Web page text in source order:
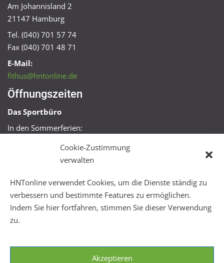
Cookie-Zustimmung
verwalten
HNTonline verwendet Cookies, um die Dienste ständig zu
verbessern und bestimmte Features zu ermöglichen.
Indem Sie hier fortfahren, stimmen Sie dieser Verwendung
zu.
Akzeptieren
Am Johannisland 2
21147 Hamburg
Tel. (040) 701 57 74
Fax (040) 701 48 71
E-Mail:
fithus@hntonline.de
Öffnungszeiten
Das Sportbüro
In den Sommerferien:
Mo + Mi 16:00 – 18:00 Uhr
Mo – Fr 08:00 – 22:00 Uhr
Sa + So 10:00 – 18:00 Uhr